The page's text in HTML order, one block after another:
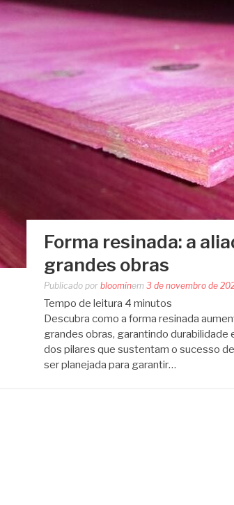
Forma resinada: a
grandes obras
Publicado por bloominem 3 de novembro de
Tempo de leitura 4 minutos
Descubra como a forma resinada
grandes obras, garantindo
dos pilares que sustentam o sucesso
ser planejada para garantir…